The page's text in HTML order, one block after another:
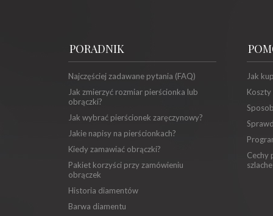
PORADNIK
Najczęściej zadawane pytania (FAQ)
Jak zmierzyć rozmiar pierścionka lub
obrączki?
Jak wybrać pierścionek zaręczynowy?
Jakie napisy na pierścionkach?
Kiedy zamawiać obrączki?
Pakiet korzyści przy zamówieniu
obrączek
Historia diamentów
Barwa diamentu
Jak
Koszty
Cechy